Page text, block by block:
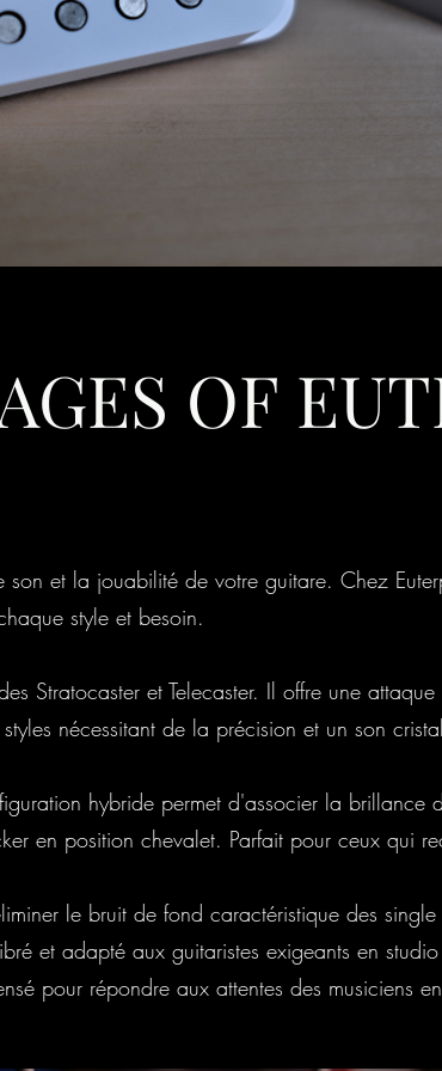
OF
son et la jouabilité de votre guitare. Chez
style et besoin.
Stratocaster et Telecaster. Il offre une
nécessitant de la précision et un son
hybride permet d'associer la brillance
en position chevalet. Parfait pour ceux qui
le bruit de fond caractéristique des
et adapté aux guitaristes exigeants en
pour répondre aux attentes des musiciens